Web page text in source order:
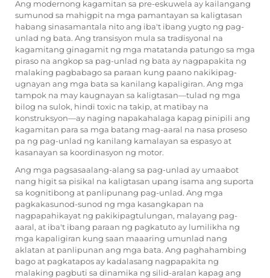
Ang modernong kagamitan sa pre-eskuwela ay kailangang
sumunod sa mahigpit na mga pamantayan sa kaligtasan
habang sinasamantala nito ang iba't ibang yugto ng pag-
unlad ng bata. Ang transisyon mula sa tradisyonal na
kagamitang ginagamit ng mga matatanda patungo sa mga
piraso na angkop sa pag-unlad ng bata ay nagpapakita ng
malaking pagbabago sa paraan kung paano nakikipag-
ugnayan ang mga bata sa kanilang kapaligiran. Ang mga
tampok na may kaugnayan sa kaligtasan—tulad ng mga
bilog na sulok, hindi toxic na takip, at matibay na
konstruksyon—ay naging napakahalaga kapag pinipili ang
kagamitan para sa mga batang mag-aaral na nasa proseso
pa ng pag-unlad ng kanilang kamalayan sa espasyo at
kasanayan sa koordinasyon ng motor.
Ang mga pagsasaalang-alang sa pag-unlad ay umaabot
nang higit sa pisikal na kaligtasan upang isama ang suporta
sa kognitibong at panlipunang pag-unlad. Ang mga
pagkakasunod-sunod ng mga kasangkapan na
nagpapahikayat ng pakikipagtulungan, malayang pag-
aaral, at iba't ibang paraan ng pagkatuto ay lumilikha ng
mga kapaligiran kung saan maaaring umunlad nang
aklatan at panlipunan ang mga bata. Ang paghahambing
bago at pagkatapos ay kadalasang nagpapakita ng
malaking pagbuti sa dinamika ng silid-aralan kapag ang